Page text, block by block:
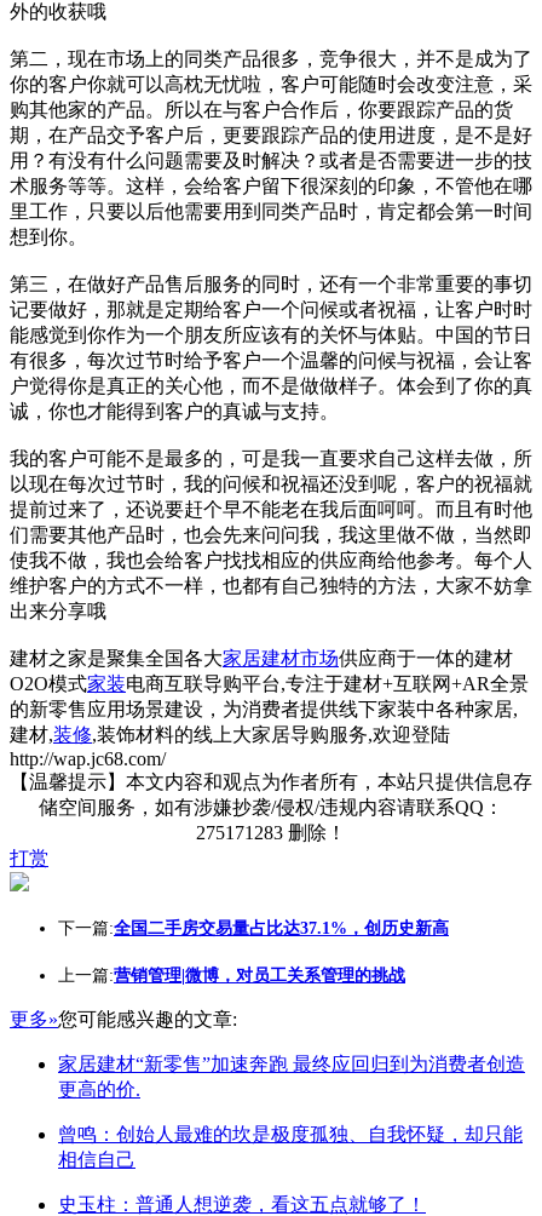
外的收获哦
第二，现在市场上的同类产品很多，竞争很大，并不是成为了
你的客户你就可以高枕无忧啦，客户可能随时会改变注意，采
购其他家的产品。所以在与客户合作后，你要跟踪产品的货
期，在产品交予客户后，更要跟踪产品的使用进度，是不是好
用？有没有什么问题需要及时解决？或者是否需要进一步的技
术服务等等。这样，会给客户留下很深刻的印象，不管他在哪
里工作，只要以后他需要用到同类产品时，肯定都会第一时间
想到你。
第三，在做好产品售后服务的同时，还有一个非常重要的事切
记要做好，那就是定期给客户一个问候或者祝福，让客户时时
能感觉到你作为一个朋友所应该有的关怀与体贴。中国的节日
有很多，每次过节时给予客户一个温馨的问候与祝福，会让客
户觉得你是真正的关心他，而不是做做样子。体会到了你的真
诚，你也才能得到客户的真诚与支持。
我的客户可能不是最多的，可是我一直要求自己这样去做，所
以现在每次过节时，我的问候和祝福还没到呢，客户的祝福就
提前过来了，还说要赶个早不能老在我后面呵呵。而且有时他
们需要其他产品时，也会先来问问我，我这里做不做，当然即
使我不做，我也会给客户找找相应的供应商给他参考。每个人
维护客户的方式不一样，也都有自己独特的方法，大家不妨拿
出来分享哦
建材之家是聚集全国各大家居建材市场供应商于一体的建材
O2O模式家装电商互联导购平台,专注于建材+互联网+AR全景
的新零售应用场景建设，为消费者提供线下家装中各种家居,
建材,装修,装饰材料的线上大家居导购服务,欢迎登陆
http://wap.jc68.com/
【温馨提示】本文内容和观点为作者所有，本站只提供信息存
储空间服务，如有涉嫌抄袭/侵权/违规内容请联系QQ：
275171283 删除！
打赏
下一篇:全国二手房交易量占比达37.1%，创历史新高
上一篇:营销管理|微博，对员工关系管理的挑战
更多»您可能感兴趣的文章:
家居建材“新零售”加速奔跑 最终应回归到为消费者创造
更高的价.
曾鸣：创始人最难的坎是极度孤独、自我怀疑，却只能
相信自己
史玉柱：普通人想逆袭，看这五点就够了！